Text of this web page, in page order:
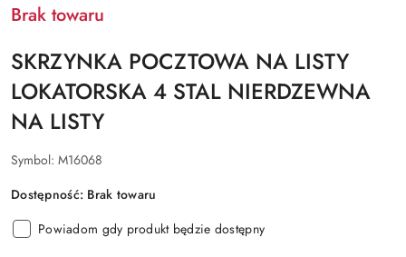
Brak towaru
SKRZYNKA POCZTOWA NA LISTY
LOKATORSKA 4 STAL NIERDZEWNA
NA LISTY
Symbol: M16068
Dostępność: Brak towaru
Powiadom gdy produkt będzie dostępny